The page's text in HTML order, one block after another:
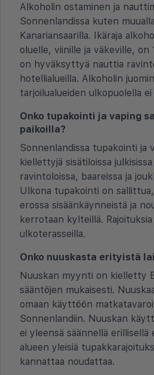
Alkoholin ostaminen ja
Sonnenlandissa kuten
Kanariansaarilla. Ikäraja
oluelle, viinille ja väkeville, on
on hyväksyttyä nauttia
hotellialueilla. Alkoholin
tarjoilualueiden ulkopuolella
Onko tupakointi ja vaping
paikoilla?
Sonnenlandissa tupakointi ja
kiellettyjä sisätiloissa
ravintoloissa, baareissa ja
Ulkona tupakointi on
erossa sisäänkäynneistä ja
kerrotaan kylteillä.
ulkoterasseilla.
Onko nuuskasta erityistä
Nuuskan myynti on kielletty
sääntöjen mukaisesti.
omaan käyttöön
Sonnenlandiin. Nuuskan
ei yleensä säännellä
alueen yleisiä
kannattaa noudattaa.